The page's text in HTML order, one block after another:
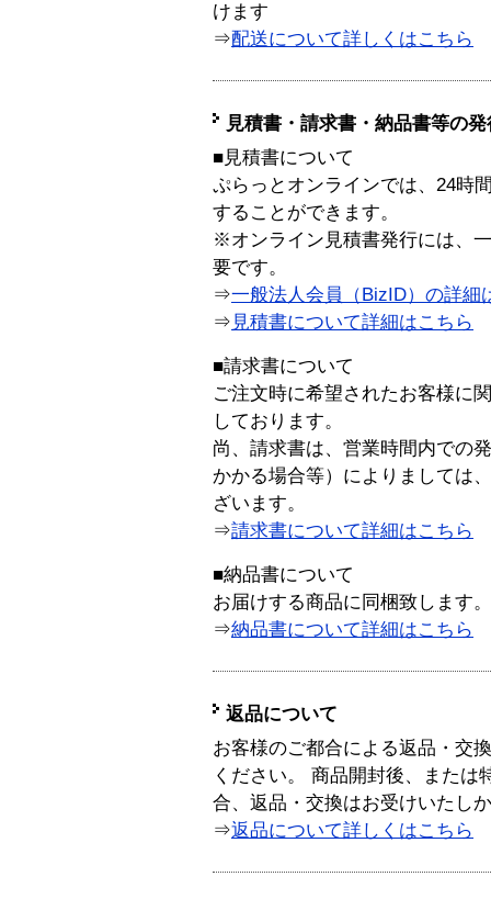
けます
⇒配送について詳しくはこちら
見積書・請求書・納品書等の
■見積書について
ぷらっとオンラインでは、24時
することができます。
※オンライン見積書発行には、
要です。
⇒一般法人会員（BizID）の詳細
⇒ 見積書について詳細はこちら
■請求書について
ご注文時に希望されたお客様に
しております。
尚、請求書は、営業時間内での
かかる場合等）によりましては
ざいます。
⇒請求書について詳細はこちら
■納品書について
お届けする商品に同梱致します。
⇒納品書について詳細はこちら
返品について
お客様のご都合による返品・交
ください。 商品開封後、または
合、返品・交換はお受けいたし
⇒返品について詳しくはこちら